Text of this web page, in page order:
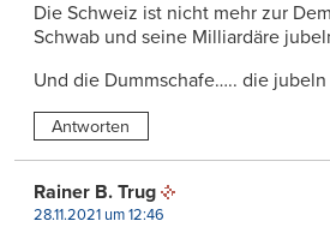
Die Schweiz ist nicht mehr zur
Schwab und seine Milliardäre
Und die Dummschafe….. die
Antworten
Rainer B. Trug
28.11.2021 um 12:46